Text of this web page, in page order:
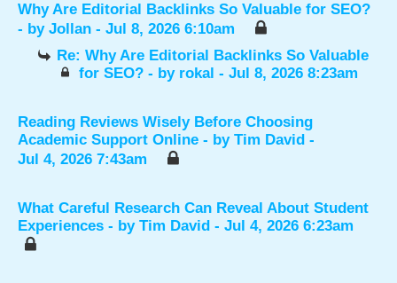
Why Are Editorial Backlinks So Valuable for SEO?
- by Jollan - Jul 8, 2026 6:10am
Re: Why Are Editorial Backlinks So Valuable
for SEO? - by rokal - Jul 8, 2026 8:23am
Reading Reviews Wisely Before Choosing
Academic Support Online - by Tim David -
Jul 4, 2026 7:43am
What Careful Research Can Reveal About Student
Experiences - by Tim David - Jul 4, 2026 6:23am